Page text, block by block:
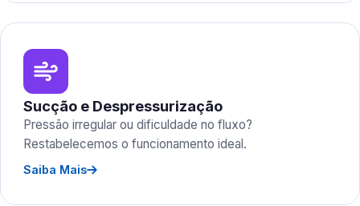
Sucção e Despressurização
Pressão irregular ou dificuldade no fluxo?
Restabelecemos o funcionamento ideal.
Saiba Mais